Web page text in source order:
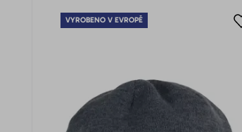
VYROBENO V EVROPĚ